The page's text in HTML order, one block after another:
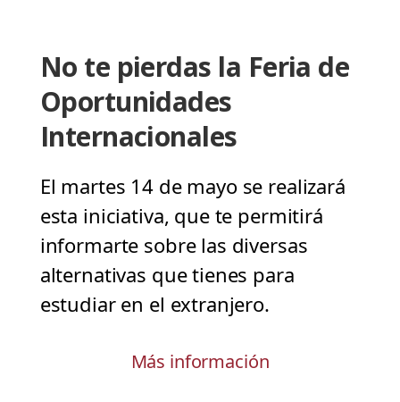
No te pierdas la Feria de
Oportunidades
Internacionales
El martes 14 de mayo se realizará
esta iniciativa, que te permitirá
informarte sobre las diversas
alternativas que tienes para
estudiar en el extranjero.
Más información